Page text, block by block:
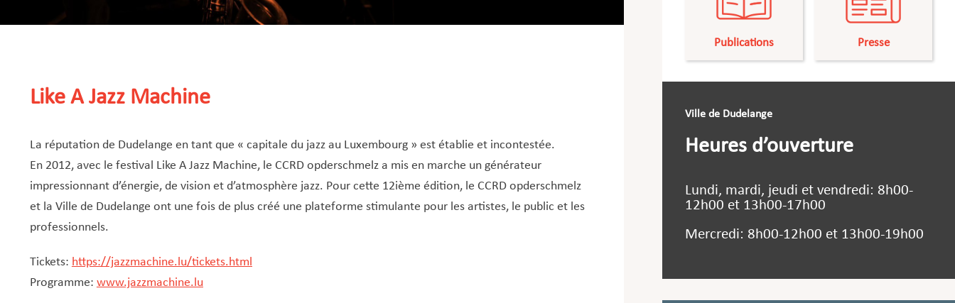
Like A Jazz Machine
La réputation de Dudelange en tant que « capitale du jazz au Luxembourg » est établie et incontestée.
En 2012, avec le festival Like A Jazz Machine, le CCRD opderschmelz a mis en marche un générateur
impressionnant d’énergie, de vision et d’atmosphère jazz. Pour cette 12ième édition, le CCRD opderschmelz
et la Ville de Dudelange ont une fois de plus créé une plateforme stimulante pour les artistes, le public et les
professionnels.
Tickets: https://jazzmachine.lu/tickets.html
Programme: www.jazzmachine.lu
Publications Presse
Ville de Dudelange
Heures d’ouverture
Lundi, mardi, jeudi et vendredi: 8h00-
12h00 et 13h00-17h00
Mercredi: 8h00-12h00 et 13h00-19h00